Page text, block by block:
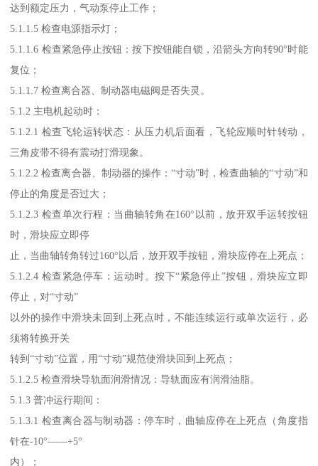
达到额定压力，气动泵停止工作；
5.1.1.5 检查电源指示灯；
5.1.1.6 检查紧急停止按钮：按下按钮能自锁，沿箭头方向转90°时能
复位；
5.1.1.7 检查离合器、制动器电磁阀是否失灵。
5.1.2 主电机起动时：
5.1.2.1 检查飞轮运转状态：从压力机后面看，飞轮应顺时针转动，
三角皮带不得有震动打滑现象。
5.1.2.2 检查离合器、制动器的操作：“寸动”时，检查曲轴的“寸动”和
停止的角度是否过大；
5.1.2.3 检查单次行程：当曲轴转角在160°以前，放开双手运转按钮
时，滑块应立即停
止，当曲轴转角转过160°以后，放开双手按钮，滑块应停在上死点；
5.1.2.4 检查紧急停车：运动时。按下“紧急停止”按钮，滑块应立即
停止，对“寸动”
以外的操作中滑块未回到上死点时，不能连续运行或单次运行，必
须将转换开关
转到“寸动”位置，用“寸动”规范使滑块回到上死点；
5.1.2.5 检查滑块导轨面润滑情况：导轨面应有润滑油脂。
5.1.3 普冲运行期间：
5.1.3.1 检查离合器与制动器：停车时，曲轴应停在上死点（角度指
针在-10°——+5°
内）；